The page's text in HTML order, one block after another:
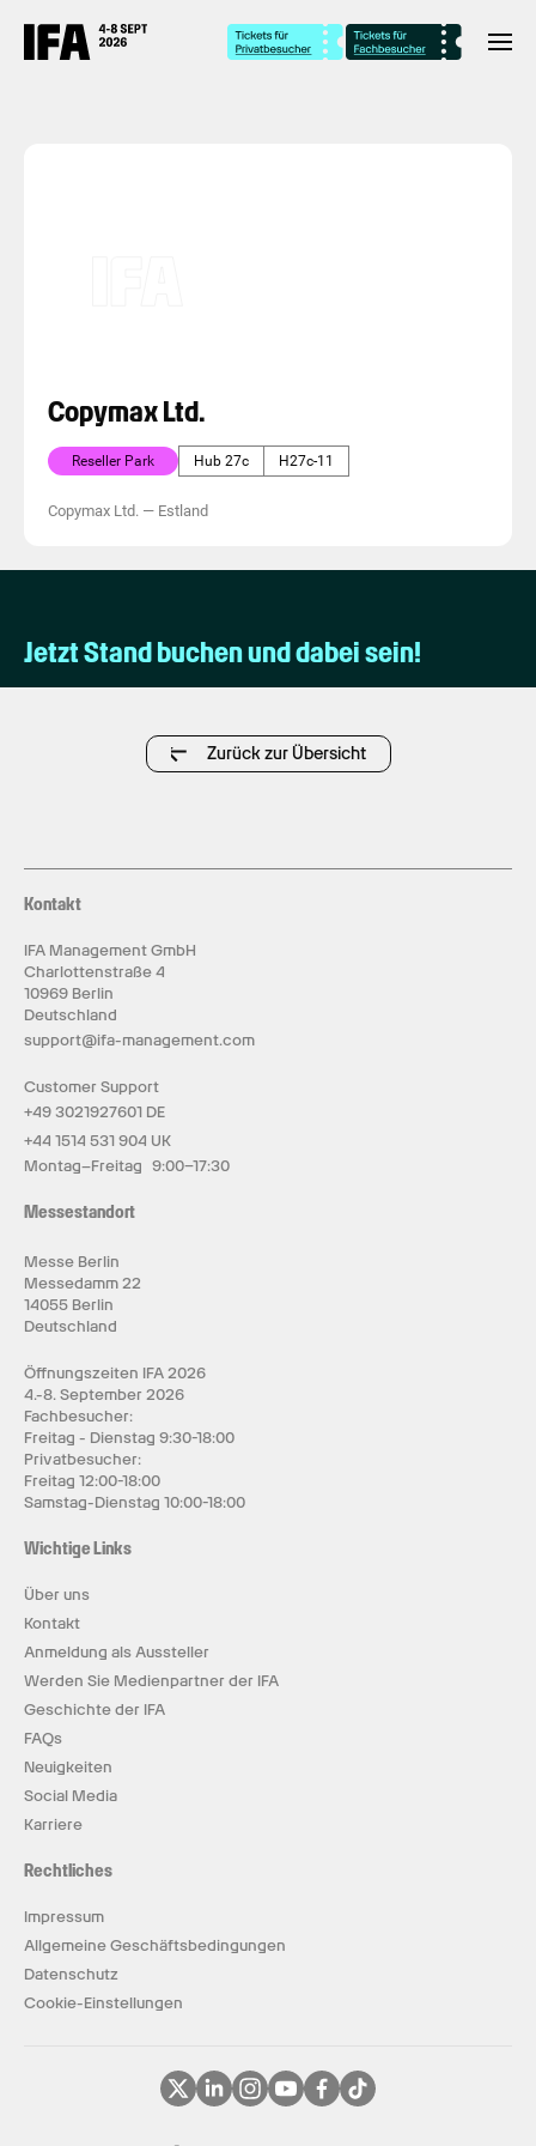
Copymax Ltd.
Reseller Park Hub 27c H27c-11
Copymax Ltd. — Estland
Jetzt Stand buchen und dabei sein!
Zurück zur Übersicht
Kontakt
IFA Management GmbH
Charlottenstraße 4
10969 Berlin
Deutschland
support@ifa-management.com
Customer Support
+49 3021927601 DE
+44 1514 531 904 UK
Montag–Freitag 9:00–17:30
Messestandort
Messe Berlin
Messedamm 22
14055 Berlin
Deutschland
Öffnungszeiten IFA 2026
4.-8. September 2026
Fachbesucher:
Freitag - Dienstag 9:30-18:00
Privatbesucher:
Freitag 12:00-18:00
Samstag-Dienstag 10:00-18:00
Wichtige Links
Über uns
Kontakt
Anmeldung als Aussteller
Werden Sie Medienpartner der IFA
Geschichte der IFA
FAQs
Neuigkeiten
Social Media
Karriere
Rechtliches
Impressum
Allgemeine Geschäftsbedingungen
Datenschutz
Cookie-Einstellungen